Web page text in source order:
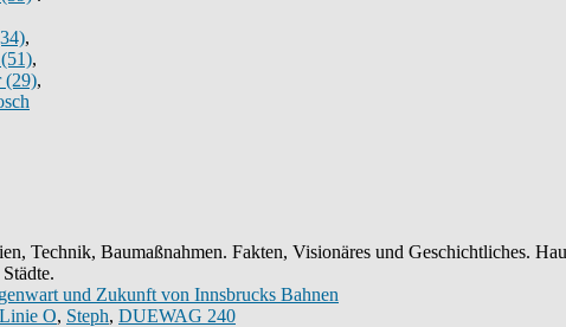
,
,
(29),
Technik, Baumaßnahmen. Fakten, Visionäres und Geschichtliches.
und Zukunft von Innsbrucks Bahnen
Linie O, Steph, DUEWAG 240